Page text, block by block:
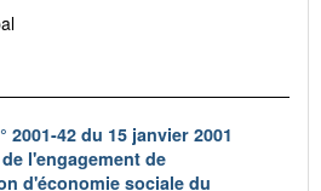
2001-42 du 15 janvier 2001
l'engagement de
d'économie sociale du